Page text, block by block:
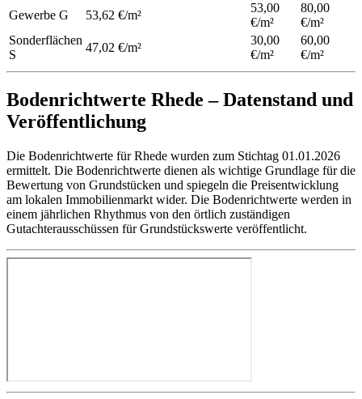
Gewerbe G 53,62 €/m²
53,00
€/m²
80,00
€/m²
Sonderflächen
S
47,02 €/m²
30,00
€/m²
60,00
€/m²
Bodenrichtwerte Rhede – Datenstand und
Veröffentlichung
Die Bodenrichtwerte für Rhede wurden zum Stichtag 01.01.2026
ermittelt. Die Bodenrichtwerte dienen als wichtige Grundlage für die
Bewertung von Grundstücken und spiegeln die Preisentwicklung
am lokalen Immobilienmarkt wider. Die Bodenrichtwerte werden in
einem jährlichen Rhythmus von den örtlich zuständigen
Gutachterausschüssen für Grundstückswerte veröffentlicht.